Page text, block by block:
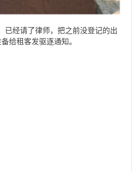
已经请了律师，把之前没登记的出
给租客发驱逐通知。